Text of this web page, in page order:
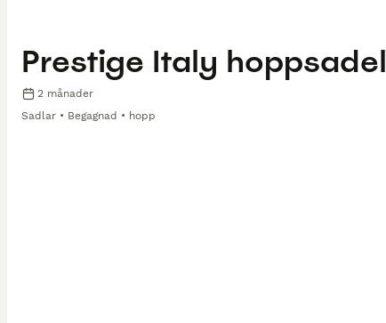
Prestige Italy hoppsadel
2 månader
Sadlar
Begagnad hopp